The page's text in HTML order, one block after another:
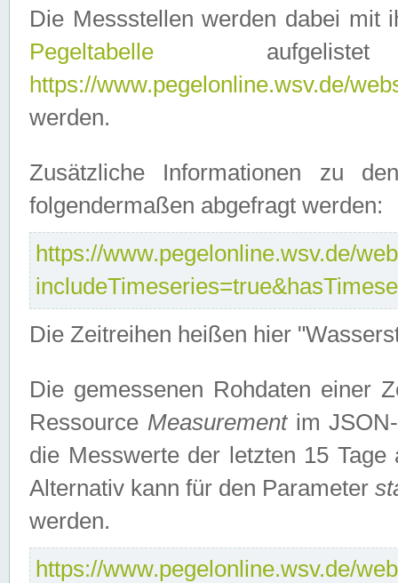
Die Messstellen werden dabei mit
Pegeltabelle
https://www.pegelonline.wsv.de/
werden.
Zusätzliche Informationen zu
folgendermaßen abgefragt werden:
https://www.pegelonline.wsv.de/
Die Zeitreihen heißen hier
Die gemessenen Rohdaten einer
Ressource Measurementim JSON-
die Messwerte der letzten 15
Alternativ kann für den Parameter
werden.
https://www.pegelonline.wsv.de/